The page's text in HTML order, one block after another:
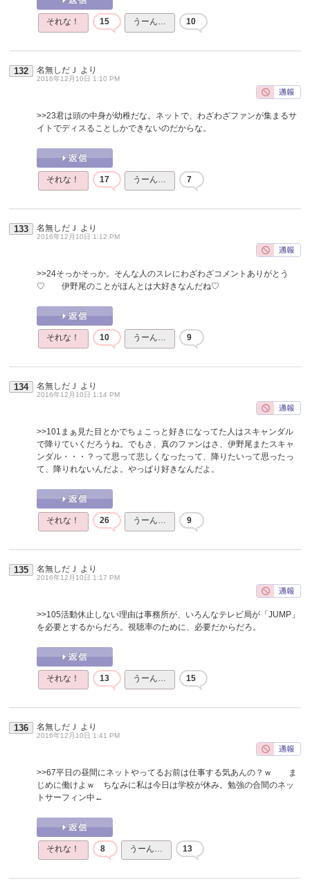
それな！ 15 うーん… 10
132 名無しだＪ より
2016年12月10日 1:10 PM
>>23君は頭の中身が幼稚だな。ネットで、わざわざファンが集まるサ
イトでディスることしかできないのだからな。
それな！ 17 うーん… 7
133 名無しだＪ より
2016年12月10日 1:12 PM
>>24そっかそっか。そんな人のスレにわざわざコメントありがとう
♡ 伊野尾のことがほんとは大好きなんだね♡
それな！ 10 うーん… 9
134 名無しだＪ より
2016年12月10日 1:14 PM
>>101 まぁ見た目とかでちょこっと好きになってた人はスキャンダル
で降りていくだろうね。でもさ、真のファンはさ、伊野尾またスキャ
ンダル・・・？って思って悲しくなったって、降りたいって思ったっ
て、降りれないんだよ。やっぱり好きなんだよ。
それな！ 26 うーん… 9
135 名無しだＪ より
2016年12月10日 1:17 PM
>>105活動休止しない理由は事務所が、いろんなテレビ局が「JUMP」
を必要とするからだろ。視聴率のために、必要だからだろ。
それな！ 13 うーん… 15
136 名無しだＪ より
2016年12月10日 1:41 PM
>>67平日の昼間にネットやってるお前は仕事する気あんの？ｗ ま
じめに働けよｗ ちなみに私は今日は学校が休み。勉強の合間のネッ
トサーフィン中←
それな！ 8 うーん… 13